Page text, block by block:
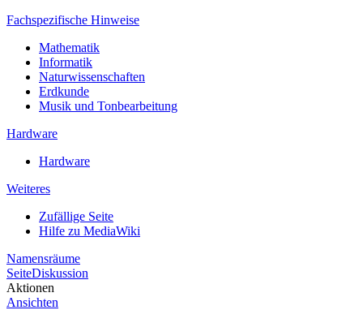
Fachspezifische Hinweise
Mathematik
Informatik
Naturwissenschaften
Erdkunde
Musik und Tonbearbeitung
Hardware
Hardware
Weiteres
Zufällige Seite
Hilfe zu MediaWiki
Namensräume
SeiteDiskussion
Aktionen
Ansichten